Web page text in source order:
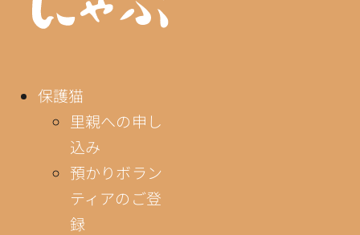
保護猫
里親への申し
込み
預かりボラン
ティアのご登
録